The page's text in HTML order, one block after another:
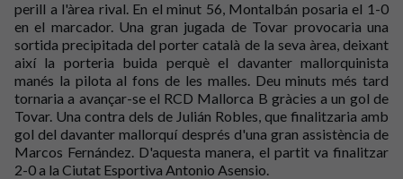
perill a l'àrea rival. En el minut 56, Montalbán posaria el 1-0
en el marcador. Una gran jugada de Tovar provocaria una
sortida precipitada del porter català de la seva àrea, deixant
així la porteria buida perquè el davanter mallorquinista
manés la pilota al fons de les malles. Deu minuts més tard
tornaria a avançar-se el RCD Mallorca B gràcies a un gol de
Tovar. Una contra dels de Julián Robles, que finalitzaria amb
gol del davanter mallorquí després d'una gran assistència de
Marcos Fernández. D'aquesta manera, el partit va finalitzar
2-0 a la Ciutat Esportiva Antonio Asensio.